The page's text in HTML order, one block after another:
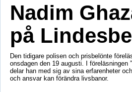
Nadim
på
Den tidigare polisen och prisbelönte
onsdagen den 19 augusti. I föreläsningen
delar han med sig av sina erfarenheter
och ansvar kan förändra livsbanor.